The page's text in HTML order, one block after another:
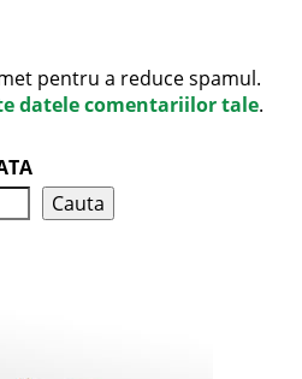
pentru a reduce spamul.
datele comentariilor tale.
Cauta